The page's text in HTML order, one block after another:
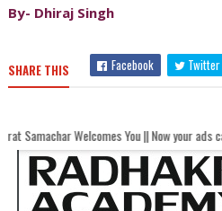
By- Dhiraj Singh
SHARE THIS Facebook Twitter
You || Now your ads can be